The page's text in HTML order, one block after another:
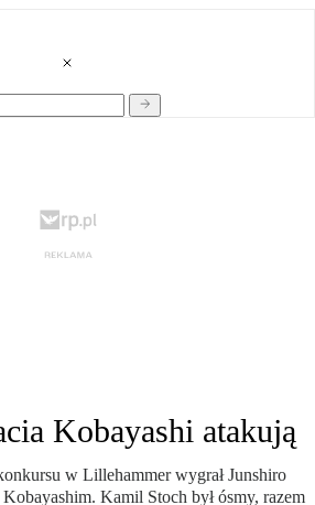
Kobayashi atakują
w Lillehammer wygrał Junshiro
Kamil Stoch był ósmy, razem